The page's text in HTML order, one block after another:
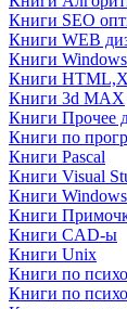
Книги SEO
Книги WEB
Книги
Книги
Книги 3d MAX
Книги Прочее
Книги по
Книги Pascal
Книги Visual
Книги
Книги
Книги CAD-ы
Книги Unix
Книги по
Книги по